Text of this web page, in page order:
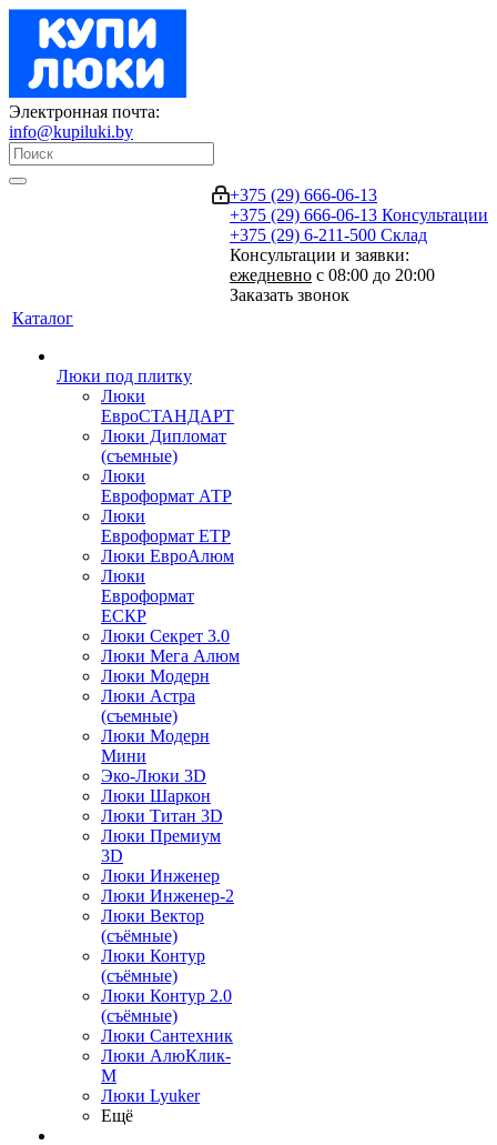
Электронная почта:
info@kupiluki.by
+375 (29) 666-06-13
+375 (29) 666-06-13 Консультации
+375 (29) 6-211-500 Склад
Консультации и заявки:
ежедневно с 08:00 до 20:00
Заказать звонок
Каталог
Люки под плитку
Люки
ЕвроСТАНДАРТ
Люки Дипломат
(съемные)
Люки
Евроформат АТР
Люки
Евроформат ЕТР
Люки ЕвроАлюм
Люки
Евроформат
ЕСКР
Люки Секрет 3.0
Люки Мега Алюм
Люки Модерн
Люки Астра
(съемные)
Люки Модерн
Мини
Эко-Люки 3D
Люки Шаркон
Люки Титан 3D
Люки Премиум
3D
Люки Инженер
Люки Инженер-2
Люки Вектор
(съёмные)
Люки Контур
(съёмные)
Люки Контур 2.0
(съёмные)
Люки Сантехник
Люки АлюКлик-
М
Люки Lyuker
Ещё